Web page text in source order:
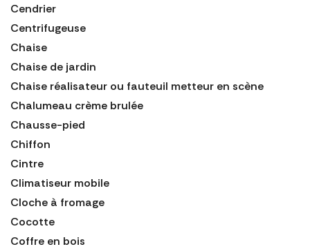
Cendrier
Centrifugeuse
Chaise
Chaise de jardin
Chaise réalisateur ou fauteuil metteur en scène
Chalumeau crème brulée
Chausse-pied
Chiffon
Cintre
Climatiseur mobile
Cloche à fromage
Cocotte
Coffre en bois